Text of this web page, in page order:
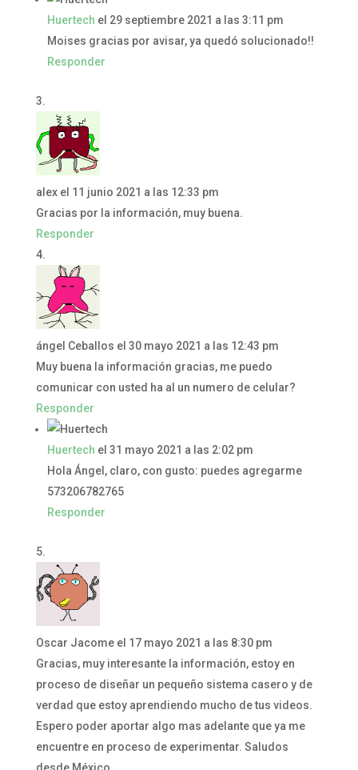
Huertech el 29 septiembre 2021 a las 3:11 pm
Moises gracias por avisar, ya quedó solucionado!!
Responder
alex el 11 junio 2021 a las 12:33 pm
Gracias por la información, muy buena.
Responder
ángel Ceballos el 30 mayo 2021 a las 12:43 pm
Muy buena la información gracias, me puedo
comunicar con usted ha al un numero de celular?
Responder
Huertech el 31 mayo 2021 a las 2:02 pm
Hola Ángel, claro, con gusto: puedes agregarme
573206782765
Responder
Oscar Jacome el 17 mayo 2021 a las 8:30 pm
Gracias, muy interesante la información, estoy en
proceso de diseñar un pequeño sistema casero y de
verdad que estoy aprendiendo mucho de tus videos.
Espero poder aportar algo mas adelante que ya me
encuentre en proceso de experimentar. Saludos